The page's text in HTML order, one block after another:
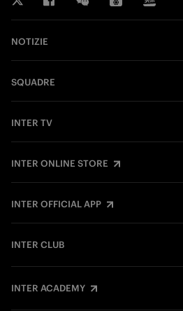
NOTIZIE
SQUADRE
INTER TV
INTER ONLINE STORE
INTER OFFICIAL APP
INTER CLUB
INTER ACADEMY